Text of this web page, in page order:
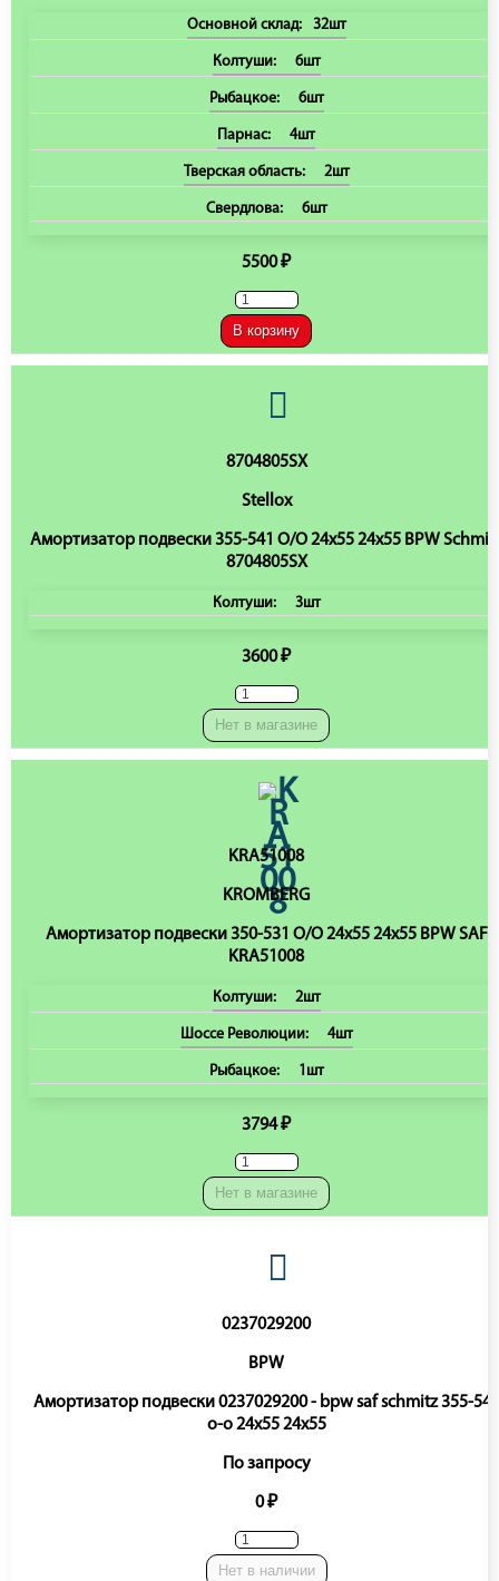
Основной склад: 32шт
Колтуши: 6шт
Рыбацкое: 6шт
Парнас: 4шт
Тверская область: 2шт
Свердлова: 6шт
5500 ₽
В корзину
8704805SX
Stellox
Амортизатор подвески 355-541 O/O 24x55 24x55 BPW
8704805SX
Колтуши: 3шт
3600 ₽
Нет в магазине
KRA51008
KROMBERG
Амортизатор подвески 350-531 O/O 24x55 24x55 BPW SAF
KRA51008
Колтуши: 2шт
Шоссе Революции: 4шт
Рыбацкое: 1шт
3794 ₽
Нет в магазине
0237029200
BPW
Амортизатор подвески 0237029200 - bpw saf schmitz 355-541
o-o 24x55 24x55
По запросу
0 ₽
Нет в наличии